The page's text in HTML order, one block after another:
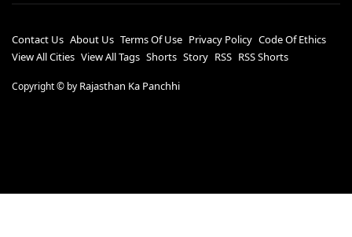
Contact Us About Us Terms Of Use Privacy Policy Code Of Ethics
View All Cities View All Tags Shorts Story RSS RSS Shorts
Copyright © by Rajasthan Ka Panchhi